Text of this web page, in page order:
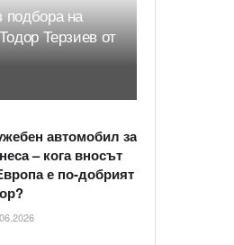
подбора на
Терзиев от
автомобил за
– кога вносът
е по-добрият